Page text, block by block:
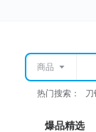
商品
热门搜索：
爆品精选